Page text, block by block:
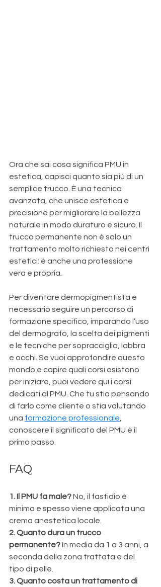
Ora che sai cosa significa PMU in
estetica, capisci quanto sia più di un
semplice trucco. È una tecnica
avanzata, che unisce estetica e
precisione per migliorare la bellezza
naturale in modo duraturo e sicuro. Il
trucco permanente non è solo un
trattamento molto richiesto nei centri
estetici: è anche una professione
vera e propria.
Per diventare dermopigmentista è
necessario seguire un percorso di
formazione specifico, imparando l’uso
del dermografo, la scelta dei pigmenti
e le tecniche per sopracciglia, labbra
e occhi. Se vuoi approfondire questo
mondo e capire quali corsi esistono
per iniziare, puoi vedere qui i corsi
dedicati al PMU. Che tu stia pensando
di farlo come cliente o stia valutando
una formazione professionale,
conoscere il significato del PMU è il
primo passo.
FAQ
1. Il PMU fa male? No, il fastidio è
minimo e spesso viene applicata una
crema anestetica locale.
2. Quanto dura un trucco
permanente? In media da 1 a 3 anni, a
seconda della zona trattata e del
tipo di pelle.
3. Quanto costa un trattamento di